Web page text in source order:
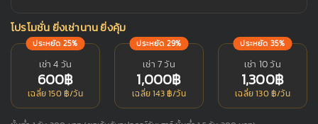
โปรโมชั่น ยิ่งเช่านาน ยิ่งคุ้ม
ประหยัด 25%
เช่า 4 วัน
600฿
เฉลี่ย 150 ฿/วัน
ประหยัด 29%
เช่า 7 วัน
1,000฿
เฉลี่ย 143 ฿/วัน
ประหยัด 35%
เช่า 10 วัน
1,300฿
เฉลี่ย 130 ฿/วัน